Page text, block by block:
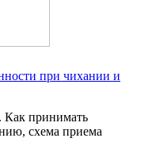
при чихании и